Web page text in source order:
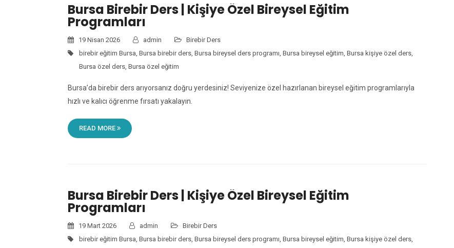
Bursa Birebir Ders | Kişiye Özel Bireysel Eğitim
Programları
19 Nisan 2026 admin
Birebir Ders
birebir eğitim Bursa, Bursa birebir ders, Bursa bireysel ders programı, Bursa bireysel eğitim, Bursa kişiye özel ders,
Bursa özel ders, Bursa özel eğitim
Bursa’da birebir ders arıyorsanız doğru yerdesiniz! Seviyenize özel hazırlanan bireysel eğitim programlarıyla
hızlı ve kalıcı öğrenme fırsatı yakalayın.
READ MORE
Bursa Birebir Ders | Kişiye Özel Bireysel Eğitim
Programları
19 Mart 2026 admin
Birebir Ders
birebir eğitim Bursa, Bursa birebir ders, Bursa bireysel ders programı, Bursa bireysel eğitim, Bursa kişiye özel ders,